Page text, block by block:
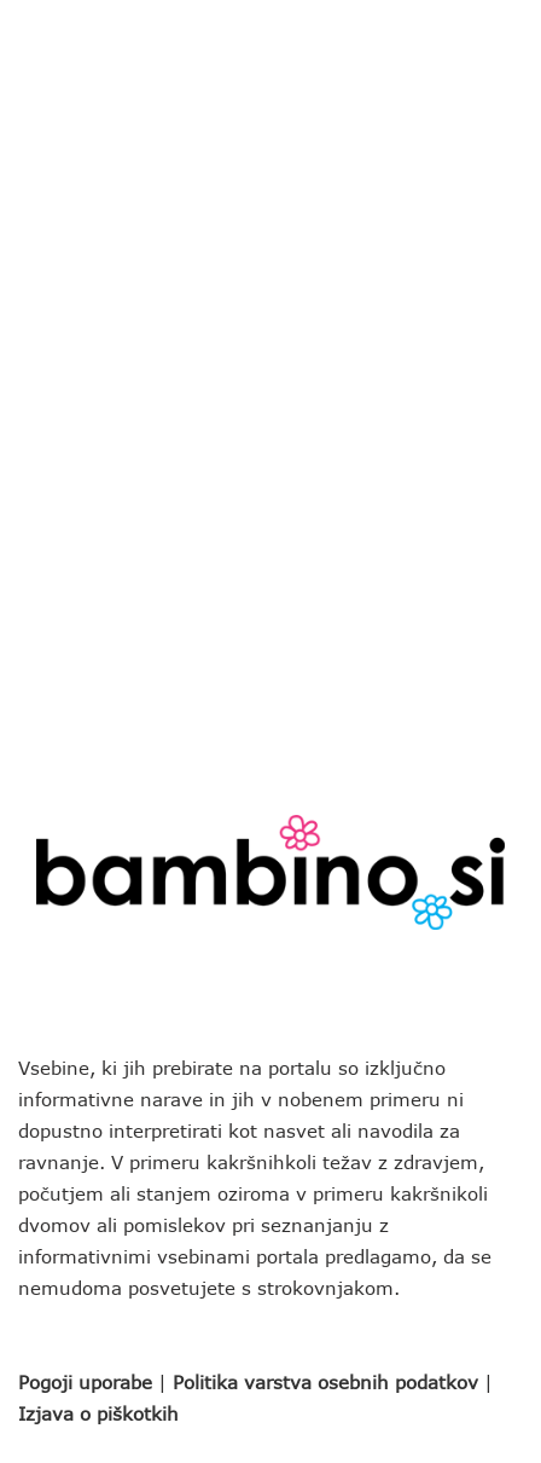
Vsebine, ki jih prebirate na portalu so izključno
informativne narave in jih v nobenem primeru ni
dopustno interpretirati kot nasvet ali navodila za
ravnanje. V primeru kakršnihkoli težav z zdravjem,
počutjem ali stanjem oziroma v primeru kakršnikoli
dvomov ali pomislekov pri seznanjanju z
informativnimi vsebinami portala predlagamo, da se
nemudoma posvetujete s strokovnjakom.
Pogoji uporabe | Politika varstva osebnih podatkov |
Izjava o piškotkih